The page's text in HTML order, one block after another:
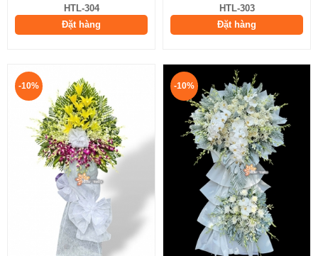
HTL-304
Đặt hàng
HTL-303
Đặt hàng
-10% -10%